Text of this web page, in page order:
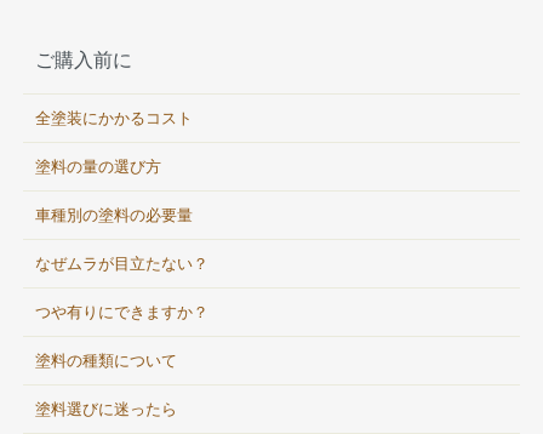
ご購入前に
全塗装にかかるコスト
塗料の量の選び方
車種別の塗料の必要量
なぜムラが目立たない？
つや有りにできますか？
塗料の種類について
塗料選びに迷ったら